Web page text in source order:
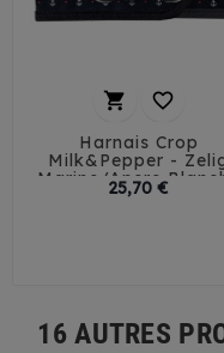
 
Harnais Crop
Milk&Pepper -
Marine/Ancre
25,70 €
16 AUTRES